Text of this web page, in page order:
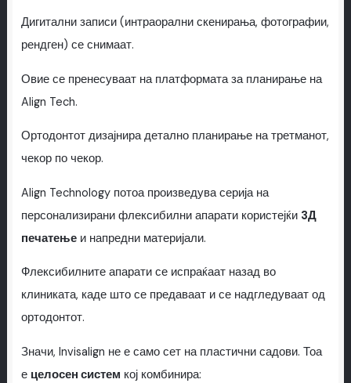
Дигитални записи (интраорални скенирања, фотографии,
рендген) се снимаат.
Овие се пренесуваат на платформата за планирање на
Align Tech.
Ортодонтот дизајнира детално планирање на третманот,
чекор по чекор.
Align Technology потоа произведува серија на
персонализирани флексибилни апарати користејќи 3Д
печатењеи напредни материјали.
Флексибилните апарати се испраќаат назад во
клиниката, каде што се предаваат и се надгледуваат од
ортодонтот.
Значи, Invisalign не е само сет на пластични садови. Тоа
е целосен систем кој комбинира: